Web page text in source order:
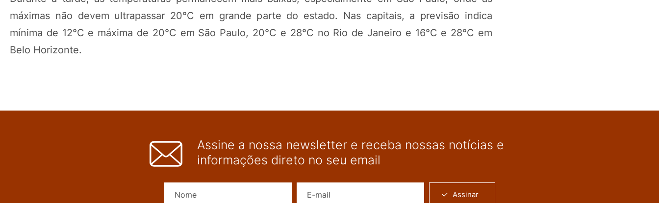
máximas não devem ultrapassar 20°C em grande parte do estado. Nas capitais, a previsão indica
mínima de 12°C e máxima de 20°C em São Paulo, 20°C e 28°C no Rio de Janeiro e 16°C e 28°C em
Belo Horizonte.
Assine a nossa newsletter e receba nossas notícias e
informações direto no seu email
Assinar